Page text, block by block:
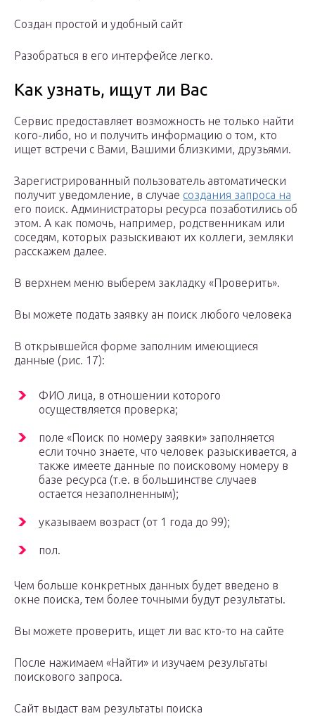
Создан простой и удобный сайт
Разобраться в его интерфейсе легко.
Как узнать, ищут ли Вас
Сервис предоставляет возможность не только найти
кого-либо, но и получить информацию о том, кто
ищет встречи с Вами, Вашими близкими, друзьями.
Зарегистрированный пользователь автоматически
получит уведомление, в случае создания запроса на
его поиск. Администраторы ресурса позаботились об
этом. А как помочь, например, родственникам или
соседям, которых разыскивают их коллеги, земляки
расскажем далее.
В верхнем меню выберем закладку «Проверить».
Вы можете подать заявку ан поиск любого человека
В открывшейся форме заполним имеющиеся
данные (рис. 17):
ФИО лица, в отношении которого
осуществляется проверка;
поле «Поиск по номеру заявки» заполняется
если точно знаете, что человек разыскивается, а
также имеете данные по поисковому номеру в
базе ресурса (т.е. в большинстве случаев
остается незаполненным);
указываем возраст (от 1 года до 99);
пол.
Чем больше конкретных данных будет введено в
окне поиска, тем более точными будут результаты.
Вы можете проверить, ищет ли вас кто-то на сайте
После нажимаем «Найти» и изучаем результаты
поискового запроса.
Сайт выдаст вам результаты поиска